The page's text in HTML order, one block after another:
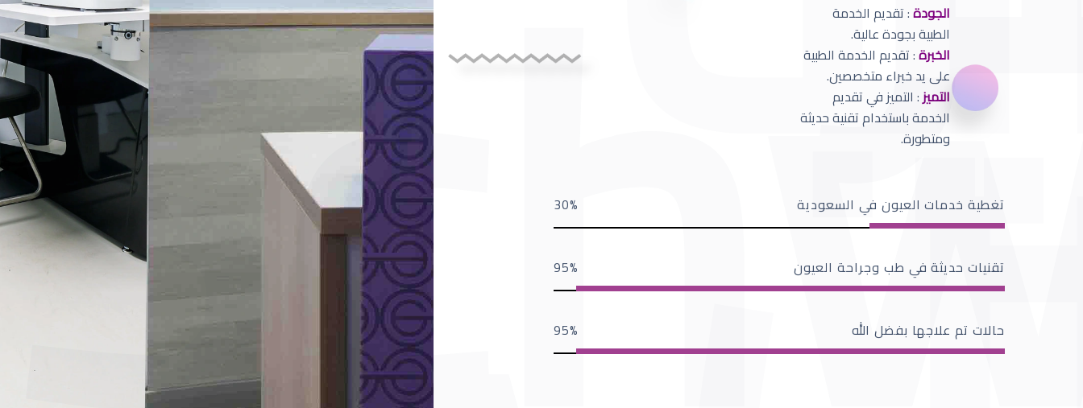
الجودة: تقديم الخدمة
الطبية بجودة عالية.
الخبرة: تقديم الخدمة الطبية
على يد خبراء متخصصين.
التميز: التميز في تقديم
الخدمة باستخدام تقنية حديثة
ومتطورة.
تغطية خدمات العيون في السعودية 30
تقنيات حديثة في طب وجراحة العيون 95
حالات تم علاجها بفضل الله 95